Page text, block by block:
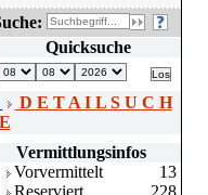
Quicksuche
D E T A I L S U C H
E
Vermittlungsinfos
Vorvermittelt
13
Reserviert
228